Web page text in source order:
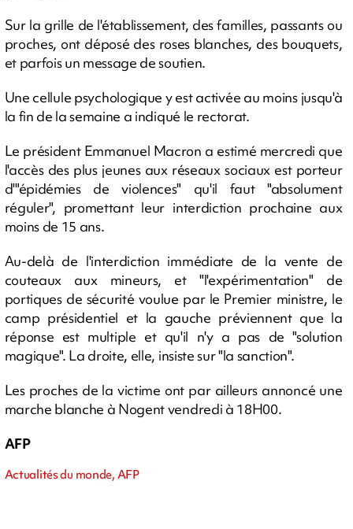
Sur la grille de l'établissement, des familles, passants ou
proches, ont déposé des roses blanches, des bouquets,
et parfois un message de soutien.
Une cellule psychologique y est activée au moins jusqu'à
la fin de la semaine a indiqué le rectorat.
Le président Emmanuel Macron a estimé mercredi que
l'accès des plus jeunes aux réseaux sociaux est porteur
d'"épidémies de violences" qu'il faut "absolument
réguler", promettant leur interdiction prochaine aux
moins de 15 ans.
Au-delà de l'interdiction immédiate de la vente de
couteaux aux mineurs, et "l'expérimentation" de
portiques de sécurité voulue par le Premier ministre, le
camp présidentiel et la gauche préviennent que la
réponse est multiple et qu'il n'y a pas de "solution
magique". La droite, elle, insiste sur "la sanction".
Les proches de la victime ont par ailleurs annoncé une
marche blanche à Nogent vendredi à 18H00.
AFP
Actualités du monde, AFP